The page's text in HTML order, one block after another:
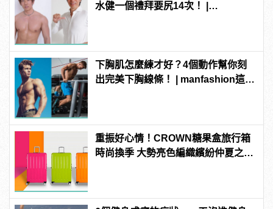
水健一個禮拜要尻14次！ |
下胸肌怎麼練才好？4個動作幫你刻
出完美下胸線條！ | manfashion這樣
重振好心情！CROWN糖果盒旅行箱
時尚換季 大勢亮色編織繽紛仲夏之